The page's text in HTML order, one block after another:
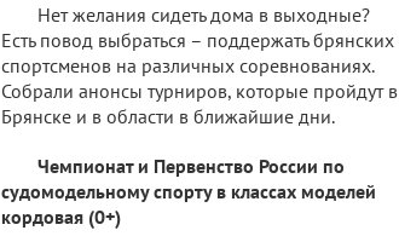
Нет желания сидеть дома в выходные?
Есть повод выбраться – поддержать брянских
спортсменов на различных соревнованиях.
Собрали анонсы турниров, которые пройдут в
Брянске и в области в ближайшие дни.
Чемпионат и Первенство России по
судомодельному спорту в классах моделей
кордовая (0+)